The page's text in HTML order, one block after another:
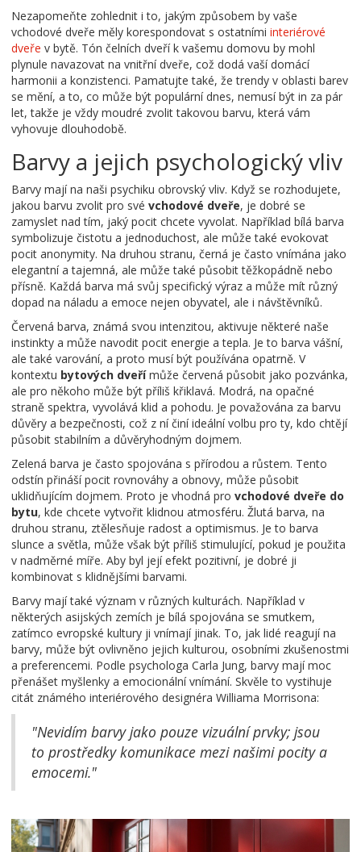
Nezapomeňte zohlednit i to, jakým způsobem by vaše
vchodové dveře měly korespondovat s ostatními interiérové
dveře v bytě. Tón čelních dveří k vašemu domovu by mohl
plynule navazovat na vnitřní dveře, což dodá vaší domácí
harmonii a konzistenci. Pamatujte také, že trendy v oblasti barev
se mění, a to, co může být populární dnes, nemusí být in za pár
let, takže je vždy moudré zvolit takovou barvu, která vám
vyhovuje dlouhodobě.
Barvy a jejich psychologický vliv
Barvy mají na naši psychiku obrovský vliv. Když se rozhodujete,
jakou barvu zvolit pro své vchodové dveře, je dobré se
zamyslet nad tím, jaký pocit chcete vyvolat. Například bílá barva
symbolizuje čistotu a jednoduchost, ale může také evokovat
pocit anonymity. Na druhou stranu, černá je často vnímána jako
elegantní a tajemná, ale může také působit těžkopádně nebo
přísně. Každá barva má svůj specifický výraz a může mít různý
dopad na náladu a emoce nejen obyvatel, ale i návštěvníků.
Červená barva, známá svou intenzitou, aktivuje některé naše
instinkty a může navodit pocit energie a tepla. Je to barva vášní,
ale také varování, a proto musí být používána opatrně. V
kontextu bytových dveřímůže červená působit jako pozvánka,
ale pro někoho může být příliš křiklavá. Modrá, na opačné
straně spektra, vyvolává klid a pohodu. Je považována za barvu
důvěry a bezpečnosti, což z ní činí ideální volbu pro ty, kdo chtějí
působit stabilním a důvěryhodným dojmem.
Zelená barva je často spojována s přírodou a růstem. Tento
odstín přináší pocit rovnováhy a obnovy, může působit
uklidňujícím dojmem. Proto je vhodná pro vchodové dveře do
bytu, kde chcete vytvořit klidnou atmosféru. Žlutá barva, na
druhou stranu, ztělesňuje radost a optimismus. Je to barva
slunce a světla, může však být příliš stimulující, pokud je použita
v nadměrné míře. Aby byl její efekt pozitivní, je dobré ji
kombinovat s klidnějšími barvami.
Barvy mají také význam v různých kulturách. Například v
některých asijských zemích je bílá spojována se smutkem,
zatímco evropské kultury ji vnímají jinak. To, jak lidé reagují na
barvy, může být ovlivněno jejich kulturou, osobními zkušenostmi
a preferencemi. Podle psychologa Carla Jung, barvy mají moc
přenášet myšlenky a emocionální vnímání. Skvěle to vystihuje
citát známého interiérového designéra Williama Morrisona:
"Nevidím barvy jako pouze vizuální prvky; jsou
to prostředky komunikace mezi našimi pocity a
emocemi."